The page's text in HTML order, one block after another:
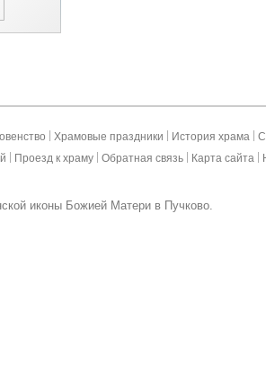
Храмовые праздники История храма
Проезд к храму Обратная связь Карта сайта
иконы Божией Матери в Пучково.